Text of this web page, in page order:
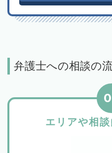
弁護士への相談の
エリアや相